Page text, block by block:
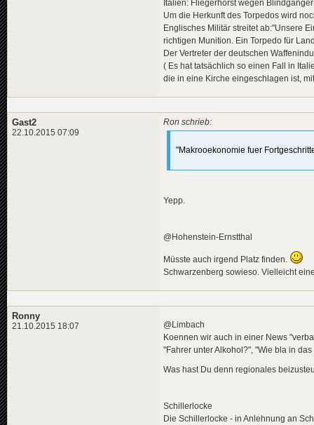
Italien: Fliegerhorst wegen
Um die Herkunft des Torpedos wird
Englisches Militär streitet ab:"Unsere
richtigen Munition. Ein Torpedo für
Der Vertreter der deutschen
( Es hat tatsächlich so einen Fall in
die in eine Kirche eingeschlagen ist,
Gast2
22.10.2015 07:09
Ron schrieb:
"Makrooekonomie fuer
Yepp.
@Hohenstein-Ernstthal
Müsste auch irgend Platz finden.
Schwarzenberg sowieso. Vielleicht
Ronny
21.10.2015 18:07
@Limbach
Koennen wir auch in einer News
"Fahrer unter Alkohol?", "Wie bla in
Was hast Du denn regionales
Schillerlocke
Die Schillerlocke - in Anlehnung an